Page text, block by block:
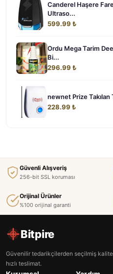
Canderel Haşere
Ultraso...
599.99 ₺
Ordu Mega Tarim
Bi...
296.99 ₺
newnet Prize
228.99 ₺
Güvenli Alışveriş
256-bit SSL koruması
Orijinal Ürünler
%100 orijinal garanti
Bitpire
Güvenilir tedarikçilerden seçilmiş
hızlı teslimat.